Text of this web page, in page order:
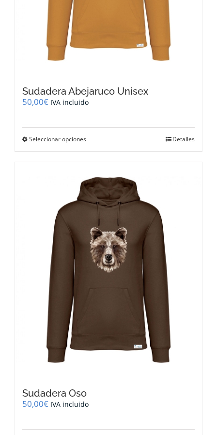
Sudadera Abejaruco Unisex
50,00€ IVA incluido
Seleccionar opciones
variantes.
Las
opciones
se
pueden
elegir
en
la
página
de
producto
Detalles
Sudadera Oso
50,00€ IVA incluido